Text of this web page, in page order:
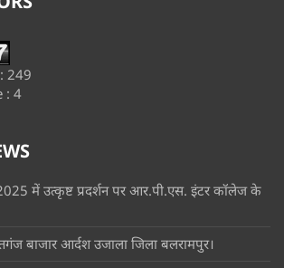
249
: 4
में उत्कृष्ट प्रदर्शन पर आर.पी.एस. इंटर कॉलेज के
बाजार आर्दश उजाला जिला बलरामपुर।